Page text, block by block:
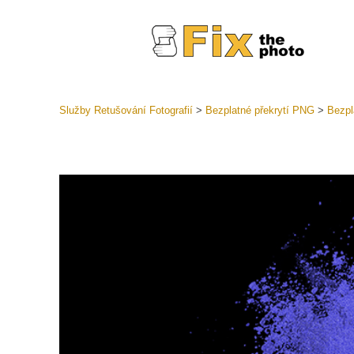
Služby
Mobilní
Služby Retušování Fotografií> Bezplatné překrytí PNG>